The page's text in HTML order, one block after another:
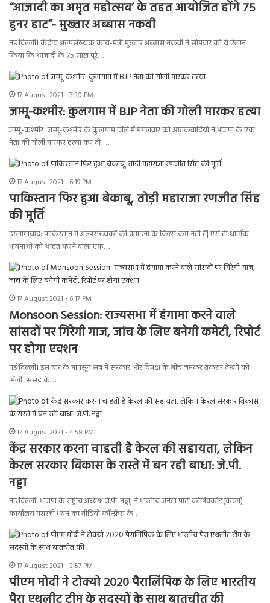
“आजादी का अमृत महोत्सव’ के तहत आयोजित होंगे 75
हुनर हाट”- मुख्तार अब्बास नकवी
नई दिल्ली। केंद्रीय अल्पसंख्यक कार्य-मंत्री मुख्तार अब्बास नकवी ने सोमवार को ये ऐलान
किया कि आजादी के 75 साल पूरे…
17 August 2021 - 7:30 PM
जम्मू-कश्मीर: कुलगाम में BJP नेता की गोली मारकर हत्या
जम्मू-कश्मीर। जम्मू-कश्मीर के कुलगाम जिले में मंगलवार को आतंकवादियों ने भाजपा के एक
नेता की गोली मारकर हत्या कर दी।…
17 August 2021 - 6:19 PM
पाकिस्तान फिर हुआ बेकाबू, तोड़ी महाराजा रणजीत सिंह
की मूर्ति
इस्लामाबाद: पाकिस्तान में अल्पसंख्यकों की प्रताड़ना के किस्से कम नहीं हैं| ऐसे ही धार्मिक
भावनाओं को आहत करने वाला एक…
17 August 2021 - 6:17 PM
Monsoon Session: राज्यसभा में हंगामा करने वाले
सांसदों पर गिरेगी गाज, जांच के लिए बनेगी कमेटी, रिपोर्ट
पर होगा एक्शन
नई दिल्ली। इस बार के मानसून सत्र में सरकार और विपक्ष के बीच जमकर तकरार देखने को
मिली। संसद के…
17 August 2021 - 4:58 PM
केंद्र सरकार करना चाहती है केरल की सहायता, लेकिन
केरल सरकार विकास के रास्ते में बन रही बाधा: जे.पी.
नड्डा
नई दिल्ली: भाजपा के राष्ट्रीय अध्यक्ष जे.पी. नड्डा, ने भारतीय जनता पार्टी कोषिक्कोड(केरल)
कार्यालय मरारजी भवन का वीडियो कॉन्फ्रेंस के…
17 August 2021 - 3:57 PM
पीएम मोदी ने टोक्यो 2020 पैरालिंपिक के लिए भारतीय